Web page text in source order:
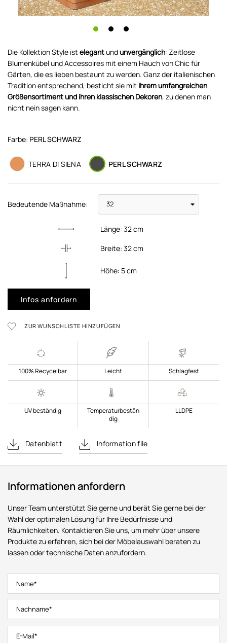
Die Kollektion Style ist elegantundunvergänglich: Zeitlose
Blumenkübel und Accessoires mit einem Hauch von Chic für
Gärten, die es lieben bestaunt zu werden. Ganz der italienischen
Tradition entsprechend, besticht sie mit ihrem umfangreichen
Größensortiment und ihren klassischen Dekoren, zu denen man
nicht nein sagen kann.
Farbe: PERL SCHWARZ
TERRA DI SIENA PERL SCHWARZ
Bedeutende Maßnahme:
Länge:32cm
Breite:32cm
Höhe: 5cm
Infos anfordern
ZUR WUNSCHLISTE HINZUFÜGEN
100% Recycelbar Leicht Schlagfest
UV beständig
Temperaturbestän
dig
LLDPE
Datenblatt Information file
Informationen anfordern
Unser Team unterstützt Sie gerne und berät Sie gerne bei der
Wahl der optimalen Lösung für Ihre Bedürfnisse und
Räumlichkeiten. Kontaktieren Sie uns, um mehr über unsere
Produkte zu erfahren, sich bei der Möbelauswahl beraten zu
lassen oder technische Daten anzufordern.